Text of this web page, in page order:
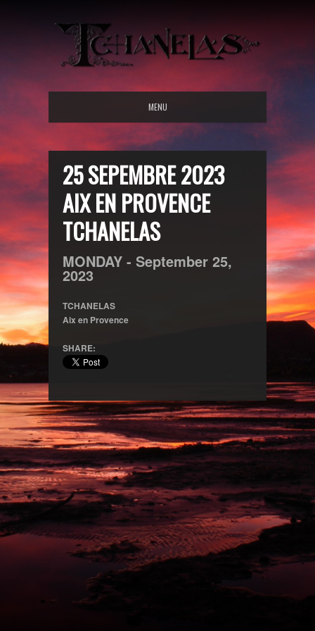
MENU
25 SEPEMBRE 2023
AIX EN PROVENCE
TCHANELAS
MONDAY - September 25,
2023
TCHANELAS
Aix en Provence
SHARE: